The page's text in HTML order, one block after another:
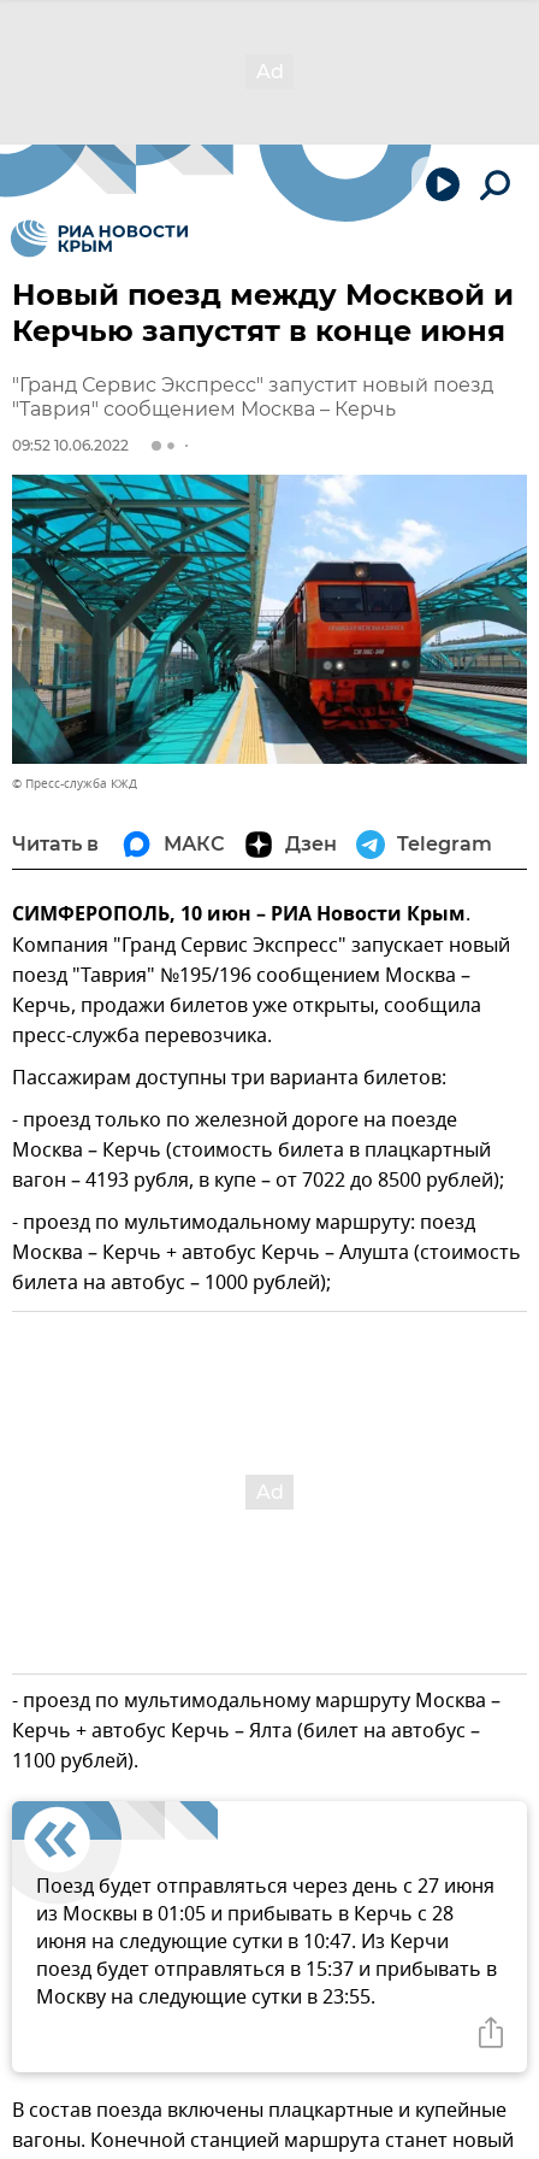
Новый поезд между Москвой и
Керчью запустят в конце июня
"Гранд Сервис Экспресс" запустит новый поезд
"Таврия" сообщением Москва – Керчь
09:52 10.06.2022
© Пресс-служба КЖД
Читать в МАКС Дзен Telegram
СИМФЕРОПОЛЬ, 10 июн – РИА Новости Крым.
Компания "Гранд Сервис Экспресс" запускает новый
поезд "Таврия" №195/196 сообщением Москва –
Керчь, продажи билетов уже открыты, сообщила
пресс-служба перевозчика.
Пассажирам доступны три варианта билетов:
- проезд только по железной дороге на поезде
Москва – Керчь (стоимость билета в плацкартный
вагон – 4193 рубля, в купе – от 7022 до 8500 рублей);
- проезд по мультимодальному маршруту: поезд
Москва – Керчь + автобус Керчь – Алушта (стоимость
билета на автобус – 1000 рублей);
- проезд по мультимодальному маршруту Москва –
Керчь + автобус Керчь – Ялта (билет на автобус –
1100 рублей).
Поезд будет отправляться через день с 27 июня
из Москвы в 01:05 и прибывать в Керчь с 28
июня на следующие сутки в 10:47. Из Керчи
поезд будет отправляться в 15:37 и прибывать в
Москву на следующие сутки в 23:55.
В состав поезда включены плацкартные и купейные
вагоны. Конечной станцией маршрута станет новый